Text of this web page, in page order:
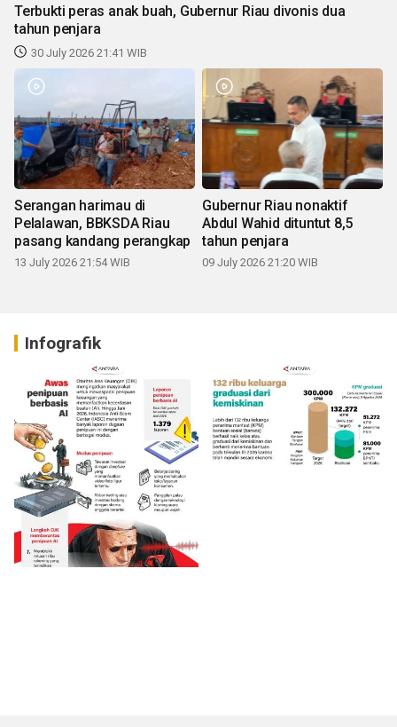
Terbukti peras anak buah, Gubernur Riau divonis dua
tahun penjara
30 July 2026 21:41 WIB
Serangan harimau di
Pelalawan, BBKSDA Riau
pasang kandang perangkap
13 July 2026 21:54 WIB
Gubernur Riau nonaktif
Abdul Wahid dituntut 8,5
tahun penjara
09 July 2026 21:20 WIB
Infografik